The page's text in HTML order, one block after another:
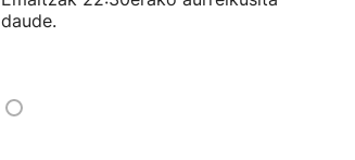
daude.